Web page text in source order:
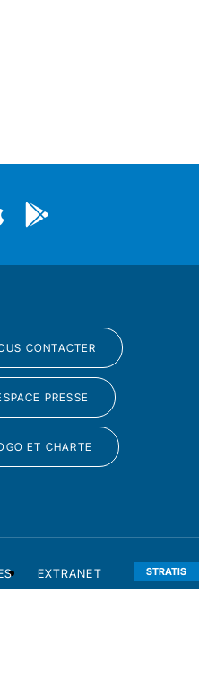
CONTACTER
PRESSE
ET CHARTE
EXTRANET STRATIS